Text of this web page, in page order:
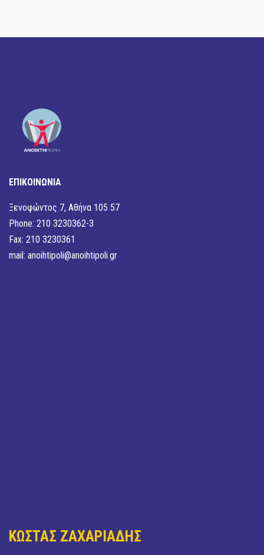
ΕΠΙΚΟΙΝΩΝΙΑ
Ξενοφώντος 7, Αθήνα 105 57
Phone: 210 3230362-3
Fax: 210 3230361
mail: anoihtipoli@anoihtipoli.gr
ΚΩΣΤΑΣ ΖΑΧΑΡΙΑΔΗΣ